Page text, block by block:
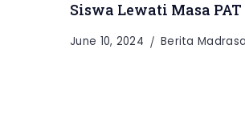
Siswa Lewati Masa PAT
June 10, 2024 Berita